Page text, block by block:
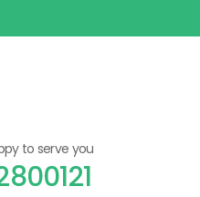
to serve you